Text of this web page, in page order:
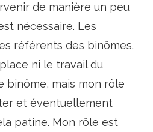
de manière un peu
nécessaire. Les
référents des binômes.
ni le travail du
binôme, mais mon rôle
et éventuellement
patine. Mon rôle est